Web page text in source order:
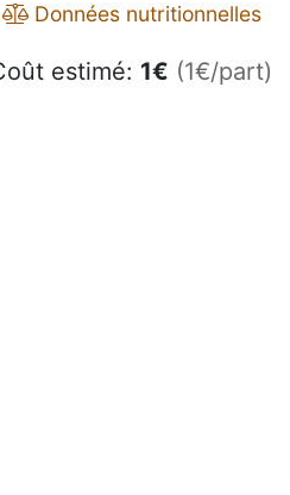
Données nutritionnelles
estimé: 1€ (1€/part)